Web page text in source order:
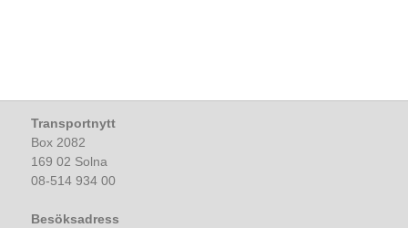
Transportnytt
Box 2082
169 02 Solna
08-514 934 00
Besöksadress